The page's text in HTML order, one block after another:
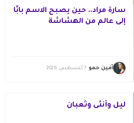
سارة مراد.. حين يصبح الاسم بابًا
إلى عالم من الهشاشة
آفين حمو 7 أغسطس 2026
ليل وأنثى وثعبان